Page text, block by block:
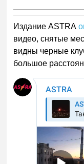
Издание ASTRA
видео, снятые
видны черные
большое